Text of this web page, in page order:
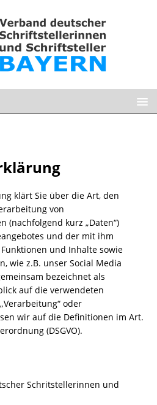
klärt Sie über die Art, den
von
(nachfolgend kurz „Daten“)
und der mit ihm
und Inhalte sowie
wie z.B. unser Social Media
bezeichnet als
auf die verwendeten
oder
wir auf die Definitionen im Art.
(DSGVO).
Schritstellerinnen und